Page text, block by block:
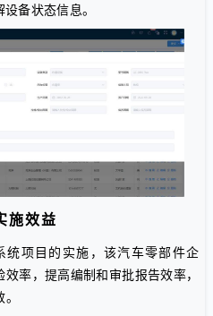
备状态信息。
施效益
统项目的实施，该汽车零部件企
率，提高编制和审批报告效率，